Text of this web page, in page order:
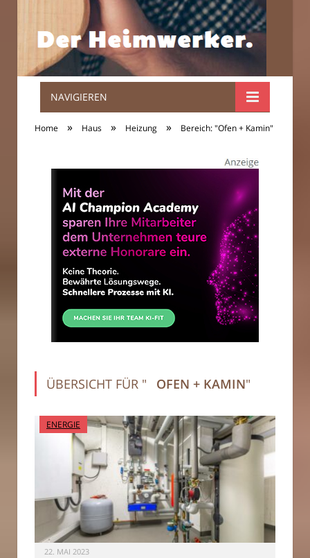
Der
Heimwerker.
NAVIGIEREN
Home » Haus » Heizung » Bereich: "Ofen + Kamin"
ÜBERSICHT FÜR " OFEN + KAMIN"
ENERGIE
22. MAI 2023